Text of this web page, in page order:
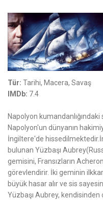
Tür: Tarihi, Macera, Savaş
IMDb: 7.4
Napolyon kumandanlığındaki
Napolyon'un dünyanın
İngiltere'de
bulunan Yüzbaşı
gemisini, Fransızların
görevlendirir. İki geminin
büyük hasar alır ve sis
Yüzbaşı Aubrey, kendisinden